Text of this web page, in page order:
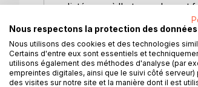
s'intéresse à l'art complexe et
principes qui régissent la
mais d'une richesse historique
lecteur à travers les siècles,
travers le temps. Le livre ne se
sociaux et politiques qui ont
historique. Grâce à un style
Nous respectons la protection des données
Nous utilisons des cookies et des technologies
Certains d'entre eux sont essentiels et
utilisons également des méthodes d'analyse (par
empreintes digitales, ainsi que le suivi côté serveur)
des visites sur notre site et la manière dont il est